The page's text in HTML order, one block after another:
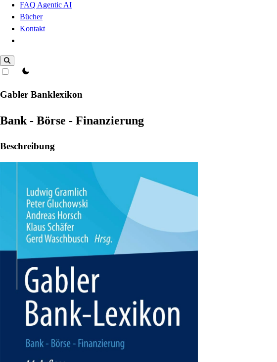
FAQ Agentic AI
Bücher
Kontakt
theme switcher
Gabler Banklexikon
Bank - Börse - Finanzierung
Beschreibung